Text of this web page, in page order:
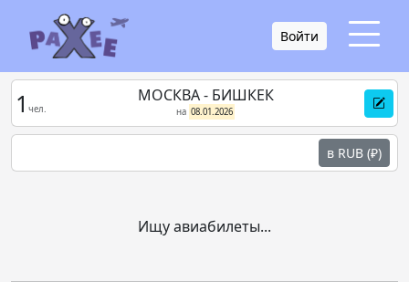
Войти
1 чел.
МОСКВА - БИШКЕК
на 08.01.2026
в RUB (₽)
Ищу авиабилеты...